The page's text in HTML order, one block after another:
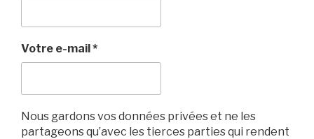
Votre e-mail *
Nous gardons vos données privées et ne les
partageons qu’avec les tierces parties qui rendent